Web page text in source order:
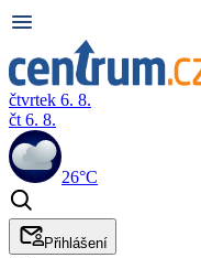
čtvrtek 6. 8.
čt 6. 8.
26°C
Přihlášení